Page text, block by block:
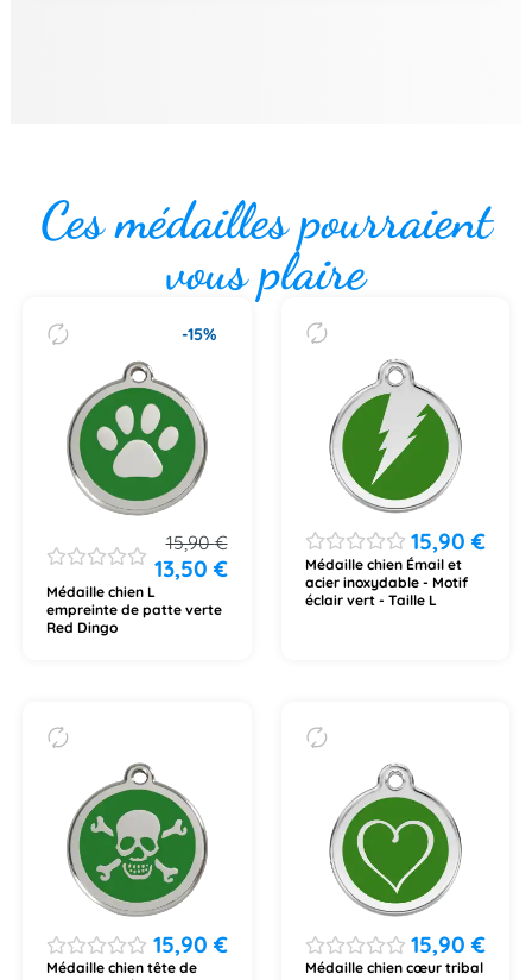
Ces médailles pourraient
vous plaire
-15%
15,90€
13,50 €
Médaille chien L
empreinte de patte verte
Red Dingo
15,90€
Médaille chien Émail et
acier inoxydable - Motif
éclair vert - Taille L
15,90 €
Médaille chien tête de
15,90€
Médaille chien cœur tribal